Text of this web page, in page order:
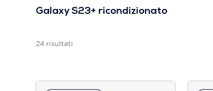
Galaxy S23+ ricondizionato
24 risultati